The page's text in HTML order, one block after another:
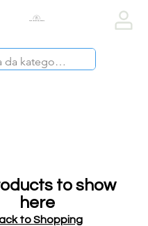
to show
here
to Shopping